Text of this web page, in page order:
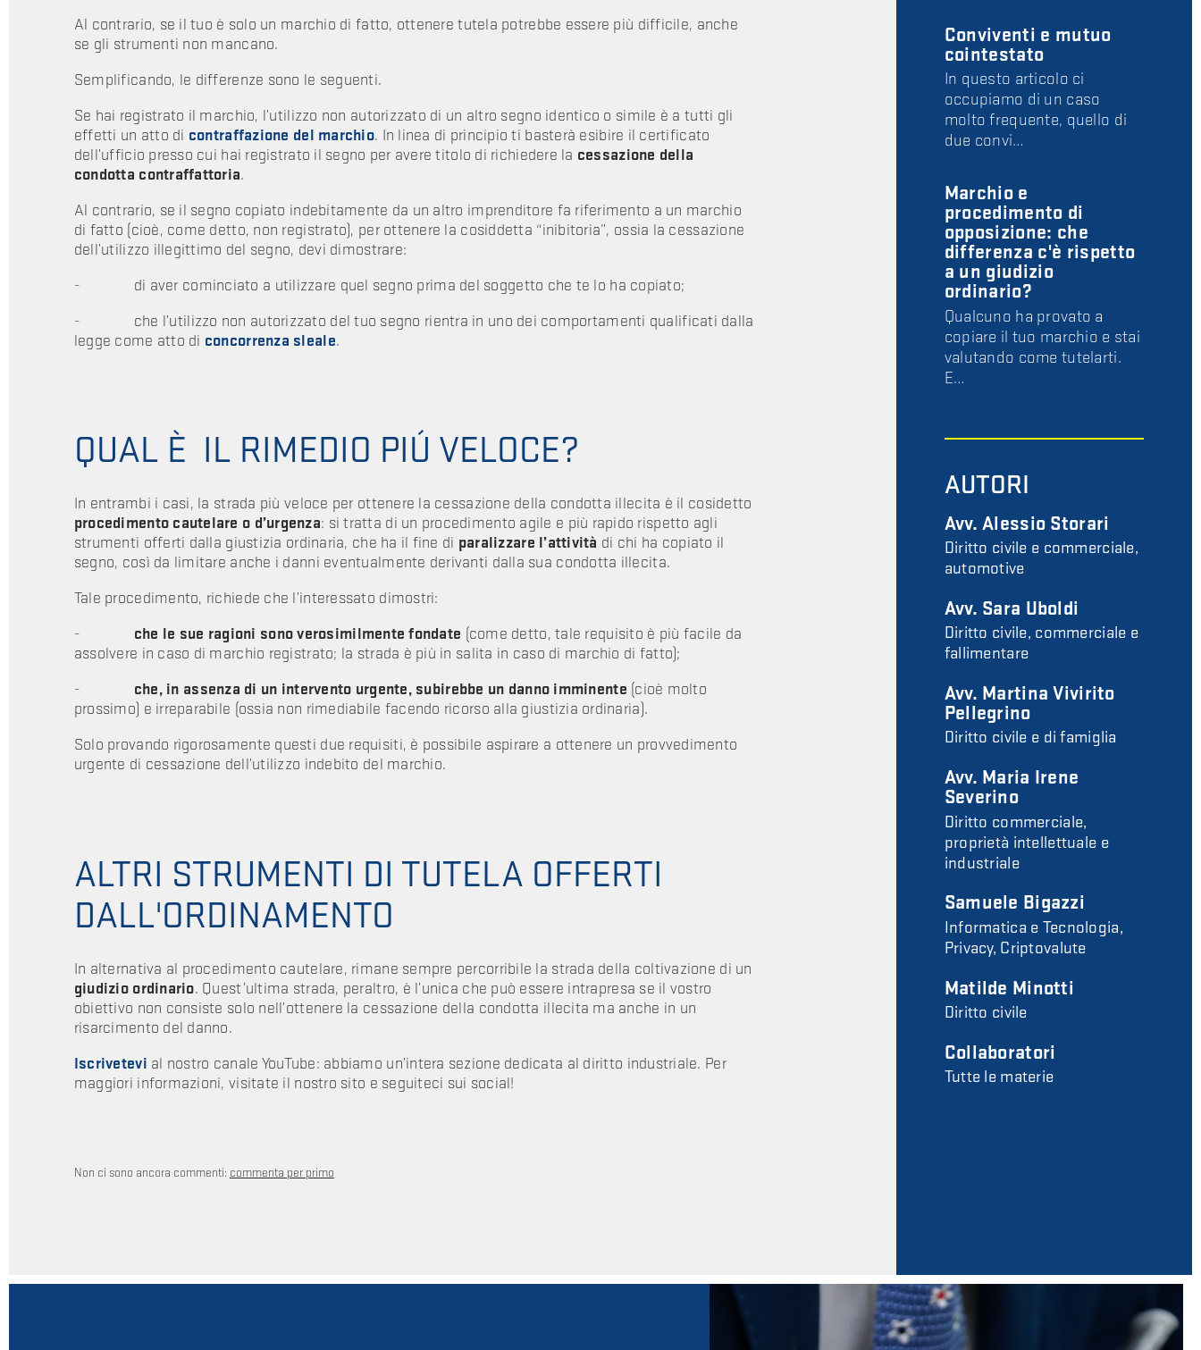
Al contrario, se il tuo è solo un marchio di fatto, ottenere tutela potrebbe essere più difficile, anche
se gli strumenti non mancano.
Semplificando, le differenze sono le seguenti.
Se hai registrato il marchio, l’utilizzo non autorizzato di un altro segno identico o simile è a tutti gli
effetti un atto di contraffazione del marchio. In linea di principio ti basterà esibire il certificato
dell’ufficio presso cui hai registrato il segno per avere titolo di richiedere la cessazione della
condotta contraffattoria.
Al contrario, se il segno copiato indebitamente da un altro imprenditore fa riferimento a un marchio
di fatto (cioè, come detto, non registrato), per ottenere la cosiddetta “inibitoria”, ossia la cessazione
dell’utilizzo illegittimo del segno, devi dimostrare:
- di aver cominciato a utilizzare quel segno prima del soggetto che te lo ha copiato;
- che l’utilizzo non autorizzato del tuo segno rientra in uno dei comportamenti qualificati dalla
legge come atto di concorrenza sleale.
QUAL È IL RIMEDIO PIÚ VELOCE?
In entrambi i casi, la strada più veloce per ottenere la cessazione della condotta illecita è il cosidetto
procedimento cautelare o d’urgenza: si tratta di un procedimento agile e più rapido rispetto agli
strumenti offerti dalla giustizia ordinaria, che ha il fine di paralizzare l’attività di chi ha copiato il
segno, così da limitare anche i danni eventualmente derivanti dalla sua condotta illecita.
Tale procedimento, richiede che l’interessato dimostri:
- che le sue ragioni sono verosimilmente fondate (come detto, tale requisito è più facile da
assolvere in caso di marchio registrato; la strada è più in salita in caso di marchio di fatto);
- che, in assenza di un intervento urgente, subirebbe un danno imminente (cioè molto
prossimo) e irreparabile (ossia non rimediabile facendo ricorso alla giustizia ordinaria).
Solo provando rigorosamente questi due requisiti, è possibile aspirare a ottenere un provvedimento
urgente di cessazione dell’utilizzo indebito del marchio.
ALTRI STRUMENTI DI TUTELA OFFERTI
DALL'ORDINAMENTO
In alternativa al procedimento cautelare, rimane sempre percorribile la strada della coltivazione di un
giudizio ordinario. Quest’ultima strada, peraltro, è l’unica che può essere intrapresa se il vostro
obiettivo non consiste solo nell’ottenere la cessazione della condotta illecita ma anche in un
risarcimento del danno.
Iscrivetevi al nostro canale YouTube: abbiamo un’intera sezione dedicata al diritto industriale. Per
maggiori informazioni, visitate il nostro sito e seguiteci sui social!
Non ci sono ancora commenti: commenta per primo
Conviventi e mutuo
cointestato
In questo articolo ci
occupiamo di un caso
molto frequente, quello di
due convi…
Marchio e
procedimento di
opposizione: che
differenza c'è rispetto
a un giudizio
ordinario?
Qualcuno ha provato a
copiare il tuo marchio e stai
valutando come tutelarti.
E…
AUTORI
Avv. Alessio Storari
Diritto civile e commerciale,
automotive
Avv. Sara Uboldi
Diritto civile, commerciale e
fallimentare
Avv. Martina Vivirito
Pellegrino
Diritto civile e di famiglia
Avv. Maria Irene
Severino
Diritto commerciale,
proprietà intellettuale e
industriale
Samuele Bigazzi
Informatica e Tecnologia,
Privacy, Criptovalute
Matilde Minotti
Diritto civile
Collaboratori
Tutte le materie